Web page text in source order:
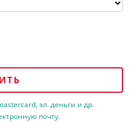
эл. деньги и др.
почту.